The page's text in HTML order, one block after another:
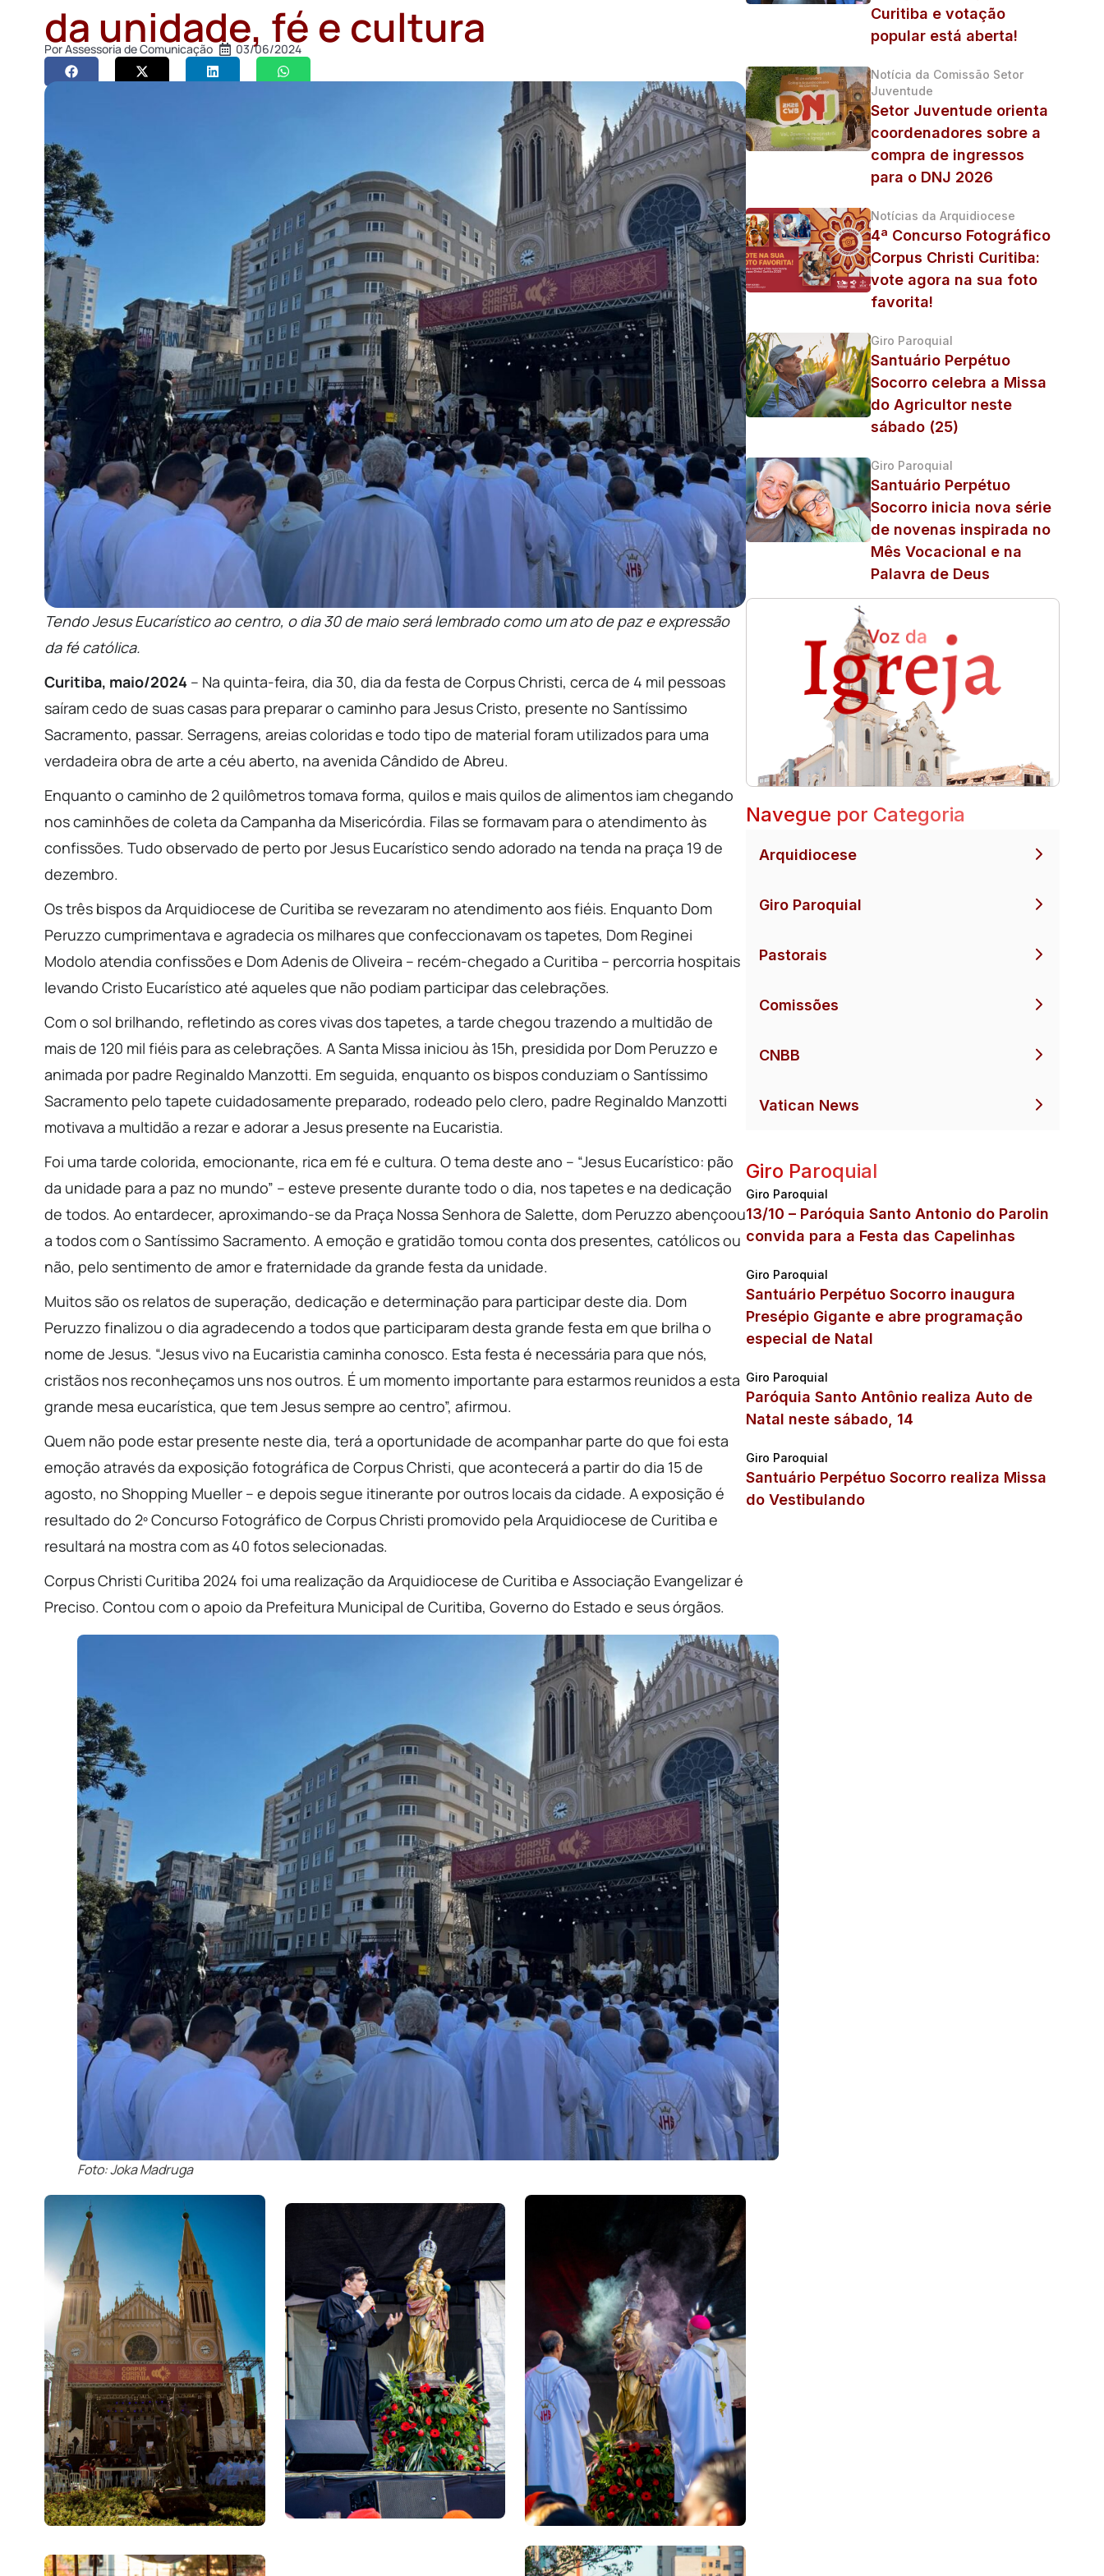
da unidade, fé e cultura
PorAssessoria de Comunicação 03/06/2024
Tendo Jesus Eucarístico ao centro, o dia 30 de maio será lembrado como um ato de paz e expressão
da fé católica.
Curitiba, maio/2024 – Na quinta-feira, dia 30, dia da festa de Corpus Christi, cerca de 4 mil pessoas
saíram cedo de suas casas para preparar o caminho para Jesus Cristo, presente no Santíssimo
Sacramento, passar. Serragens, areias coloridas e todo tipo de material foram utilizados para uma
verdadeira obra de arte a céu aberto, na avenida Cândido de Abreu.
Enquanto o caminho de 2 quilômetros tomava forma, quilos e mais quilos de alimentos iam chegando
nos caminhões de coleta da Campanha da Misericórdia. Filas se formavam para o atendimento às
confissões. Tudo observado de perto por Jesus Eucarístico sendo adorado na tenda na praça 19 de
dezembro.
Os três bispos da Arquidiocese de Curitiba se revezaram no atendimento aos fiéis. Enquanto Dom
Peruzzo cumprimentava e agradecia os milhares que confeccionavam os tapetes, Dom Reginei
Modolo atendia confissões e Dom Adenis de Oliveira – recém-chegado a Curitiba – percorria hospitais
levando Cristo Eucarístico até aqueles que não podiam participar das celebrações.
Com o sol brilhando, refletindo as cores vivas dos tapetes, a tarde chegou trazendo a multidão de
mais de 120 mil fiéis para as celebrações. A Santa Missa iniciou às 15h, presidida por Dom Peruzzo e
animada por padre Reginaldo Manzotti. Em seguida, enquanto os bispos conduziam o Santíssimo
Sacramento pelo tapete cuidadosamente preparado, rodeado pelo clero, padre Reginaldo Manzotti
motivava a multidão a rezar e adorar a Jesus presente na Eucaristia.
Foi uma tarde colorida, emocionante, rica em fé e cultura. O tema deste ano – “Jesus Eucarístico: pão
da unidade para a paz no mundo” – esteve presente durante todo o dia, nos tapetes e na dedicação
de todos. Ao entardecer, aproximando-se da Praça Nossa Senhora de Salette, dom Peruzzo abençoou
a todos com o Santíssimo Sacramento. A emoção e gratidão tomou conta dos presentes, católicos ou
não, pelo sentimento de amor e fraternidade da grande festa da unidade.
Muitos são os relatos de superação, dedicação e determinação para participar deste dia. Dom
Peruzzo finalizou o dia agradecendo a todos que participaram desta grande festa em que brilha o
nome de Jesus. “Jesus vivo na Eucaristia caminha conosco. Esta festa é necessária para que nós,
cristãos nos reconheçamos uns nos outros. É um momento importante para estarmos reunidos a esta
grande mesa eucarística, que tem Jesus sempre ao centro”, afirmou.
Quem não pode estar presente neste dia, terá a oportunidade de acompanhar parte do que foi esta
emoção através da exposição fotográfica de Corpus Christi, que acontecerá a partir do dia 15 de
agosto, no Shopping Mueller – e depois segue itinerante por outros locais da cidade. A exposição é
resultado do 2º Concurso Fotográfico de Corpus Christi promovido pela Arquidiocese de Curitiba e
resultará na mostra com as 40 fotos selecionadas.
Corpus Christi Curitiba 2024 foi uma realização da Arquidiocese de Curitiba e Associação Evangelizar é
Preciso. Contou com o apoio da Prefeitura Municipal de Curitiba, Governo do Estado e seus órgãos.
Foto: Joka Madruga
Curitiba e votação
popular está aberta!
Notícia da Comissão Setor
Juventude
Setor Juventude orienta
coordenadores sobre a
compra de ingressos
para o DNJ 2026
Notícias da Arquidiocese
4ª Concurso Fotográfico
Corpus Christi Curitiba:
vote agora na sua foto
favorita!
Giro Paroquial
Santuário Perpétuo
Socorro celebra a Missa
do Agricultor neste
sábado (25)
Giro Paroquial
Santuário Perpétuo
Socorro inicia nova série
de novenas inspirada no
Mês Vocacional e na
Palavra de Deus
Navegue por Categoria
Arquidiocese
Giro Paroquial
Pastorais
Comissões
CNBB
Vatican News
Giro Paroquial
Giro Paroquial
13/10 – Paróquia Santo Antonio do Parolin
convida para a Festa das Capelinhas
Giro Paroquial
Santuário Perpétuo Socorro inaugura
Presépio Gigante e abre programação
especial de Natal
Giro Paroquial
Paróquia Santo Antônio realiza Auto de
Natal neste sábado, 14
Giro Paroquial
Santuário Perpétuo Socorro realiza Missa
do Vestibulando